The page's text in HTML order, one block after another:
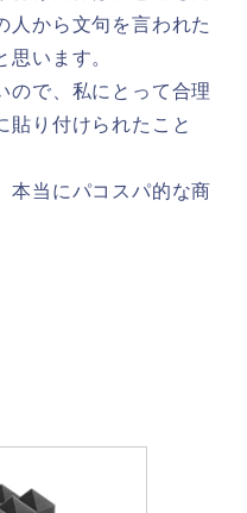
人から文句を言われた
思います。
ので、私にとって合理
貼り付けられたこと
本当にパコスパ的な商